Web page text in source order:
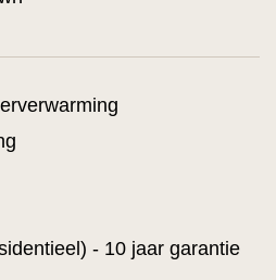
- 10 jaar garantie